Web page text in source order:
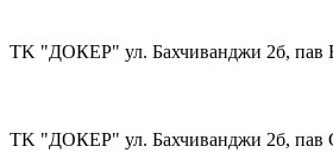
TK "ДОКЕР" ул. Бахчиванджи 2б, пав
TK "ДОКЕР" ул. Бахчиванджи 2б, пав